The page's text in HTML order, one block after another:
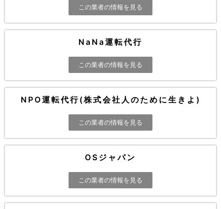
この業者の情報を見る
NaNa運転代行
この業者の情報を見る
NPO運転代行(株式会社人のために生きよ)
この業者の情報を見る
OSジャパン
この業者の情報を見る